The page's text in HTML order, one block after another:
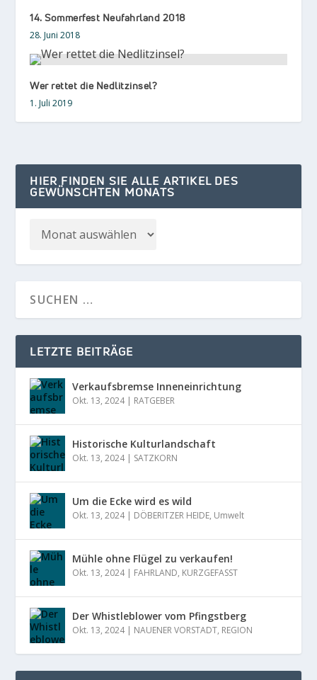
14. Sommerfest Neufahrland 2018
28. Juni 2018
Wer rettet die Nedlitzinsel?
1. Juli 2019
HIER FINDEN SIE ALLE ARTIKEL DES
GEWÜNSCHTEN MONATS
LETZTE BEITRÄGE
Verkaufsbremse Inneneinrichtung
Okt. 13, 2024| RATGEBER
Historische Kulturlandschaft
Okt. 13, 2024| SATZKORN
Um die Ecke wird es wild
Okt. 13, 2024| DÖBERITZER HEIDE, Umwelt
Mühle ohne Flügel zu verkaufen!
Okt. 13, 2024| FAHRLAND, KURZGEFASST
Der Whistleblower vom Pfingstberg
Okt. 13, 2024| NAUENER VORSTADT, REGION